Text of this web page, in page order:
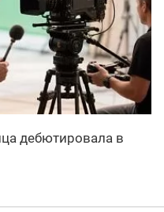
дебютировала в